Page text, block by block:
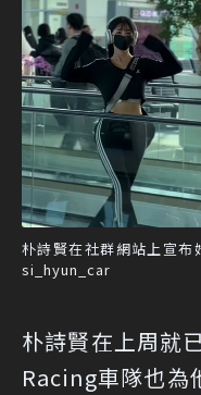
朴詩賢在社群網站上宣布
si_hyun_car
朴詩賢在上周就
Racing車隊也為